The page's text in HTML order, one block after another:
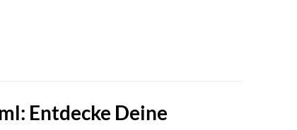
Entdecke Deine